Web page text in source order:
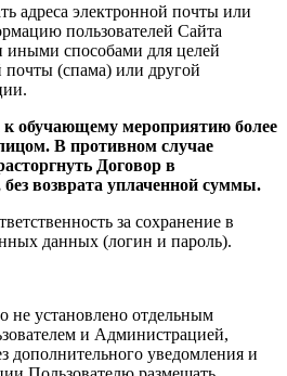
адреса электронной почты или
пользователей Сайта
иными способами для целей
(спама) или другой
к обучающему мероприятию более
В противном случае
Договор в
возврата уплаченной суммы.
за сохранение в
данных (логин и пароль).
не установлено отдельным
и Администрацией,
дополнительного уведомления и